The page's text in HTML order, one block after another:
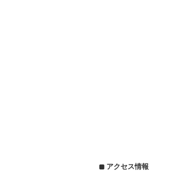
アクセス情報